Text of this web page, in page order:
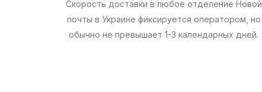
Скорость доставки в любое отделение Новой
почты в Украине фиксируется оператором, но
обычно не превышает 1-3 календарных дней.